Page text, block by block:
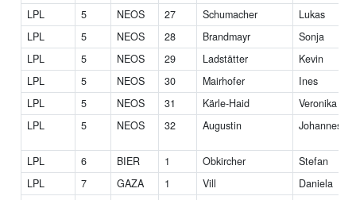
LPL
5 NEOS 27 Schumacher
Lukas
LPL
5 NEOS 28 Brandmayr
Sonja
LPL
5 NEOS 29 Ladstätter
Kevin
LPL
5 NEOS 30 Mairhofer
Ines
LPL
5 NEOS 31 Kärle-Haid
Veronika
LPL
5 NEOS 32 Augustin Johannes
LPL 6 BIER 1 Obkircher
Stefan
LPL
7 GAZA 1 Vill
Daniela